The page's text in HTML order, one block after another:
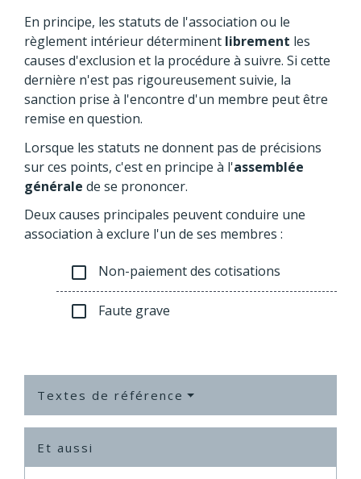
En principe, les statuts de l'association ou le
règlement intérieur déterminent librement les
causes d'exclusion et la procédure à suivre. Si cette
dernière n'est pas rigoureusement suivie, la
sanction prise à l'encontre d'un membre peut être
remise en question.
Lorsque les statuts ne donnent pas de précisions
sur ces points, c'est en principe à l'assemblée
générale de se prononcer.
Deux causes principales peuvent conduire une
association à exclure l'un de ses membres :
check_box_outline_blank Non-paiement des cotisations
check_box_outline_blank Faute grave
Textes de référence
Et aussi